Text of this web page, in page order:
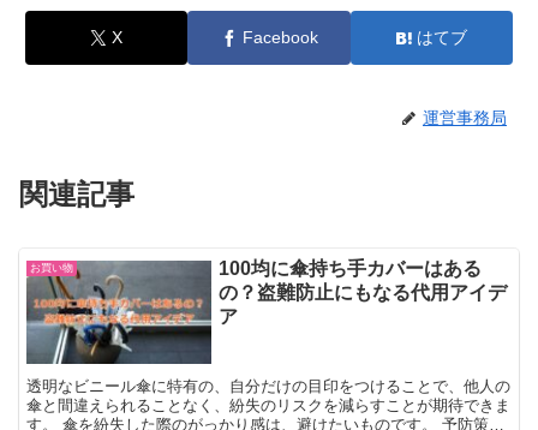
X Facebook はてブ
運営事務局
関連記事
お買い物
100均に傘持ち手カバーはある
の？盗難防止にもなる代用アイデ
ア
透明なビニール傘に特有の、自分だけの目印をつけることで、他人の
傘と間違えられることなく、紛失のリスクを減らすことが期待できま
す。 傘を紛失した際のがっかり感は、避けたいものです。 予防策と